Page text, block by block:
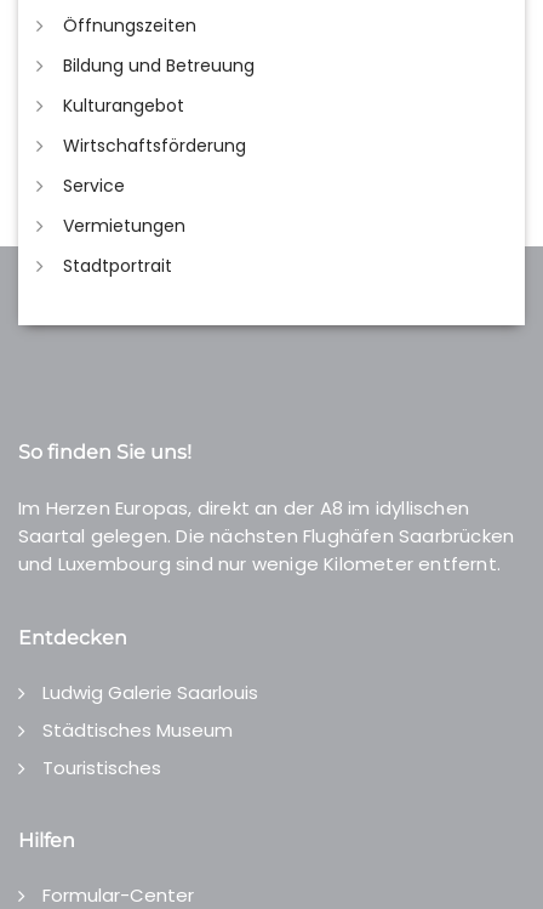
Öffnungszeiten
Bildung und Betreuung
Kulturangebot
Wirtschaftsförderung
Service
Vermietungen
Stadtportrait
So finden Sie uns!
Im Herzen Europas, direkt an der A8 im idyllischen
Saartal gelegen. Die nächsten Flughäfen Saarbrücken
und Luxembourg sind nur wenige Kilometer entfernt.
Entdecken
Ludwig Galerie Saarlouis
Städtisches Museum
Touristisches
Hilfen
Formular-Center